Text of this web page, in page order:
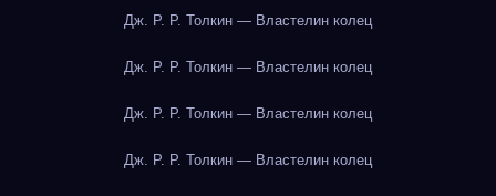
Дж. Р. Р. Толкин — Властелин колец
Дж. Р. Р. Толкин — Властелин колец
Дж. Р. Р. Толкин — Властелин колец
Дж. Р. Р. Толкин — Властелин колец